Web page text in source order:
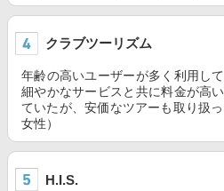
クラブツーリズム
年齢の高いユーザーが多く利用し
細やかなサービスと共に料金が高
ていたが、安価なツアーも取り扱
女性）
H.I.S.